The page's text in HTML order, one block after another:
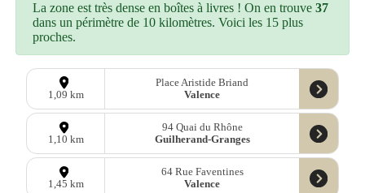
La zone est très dense en boîtes à livres ! On en trouve37
dans un périmètre de 10 kilomètres. Voici les 15 plus
proches.
1,09 km
Place Aristide Briand
Valence
1,10 km
94 Quai du Rhône
Guilherand-Granges
1,45 km
64 Rue Faventines
Valence